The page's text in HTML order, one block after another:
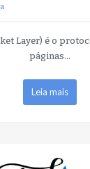
Layer) é o
páginas…
Leia mais